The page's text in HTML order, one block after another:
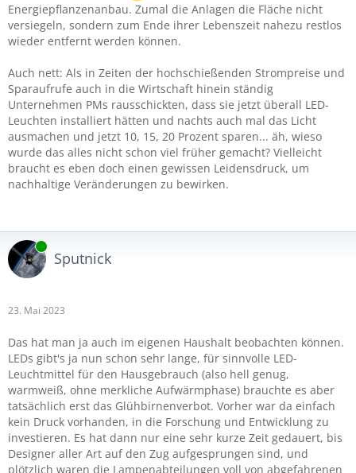
Energiepflanzenanbau. Zumal die Anlagen die Fläche nicht
versiegeln, sondern zum Ende ihrer Lebenszeit nahezu restlos
wieder entfernt werden können.
Auch nett: Als in Zeiten der hochschießenden Strompreise und
Sparaufrufe auch in die Wirtschaft hinein ständig
Unternehmen PMs rausschickten, dass sie jetzt überall LED-
Leuchten installiert hätten und nachts auch mal das Licht
ausmachen und jetzt 10, 15, 20 Prozent sparen... äh, wieso
wurde das alles nicht schon viel früher gemacht? Vielleicht
braucht es eben doch einen gewissen Leidensdruck, um
nachhaltige Veränderungen zu bewirken.
Online
Sputnick
23. Mai 2023
Das hat man ja auch im eigenen Haushalt beobachten können.
LEDs gibt's ja nun schon sehr lange, für sinnvolle LED-
Leuchtmittel für den Hausgebrauch (also hell genug,
warmweiß, ohne merkliche Aufwärmphase) brauchte es aber
tatsächlich erst das Glühbirnenverbot. Vorher war da einfach
kein Druck vorhanden, in die Forschung und Entwicklung zu
investieren. Es hat dann nur eine sehr kurze Zeit gedauert, bis
Designer aller Art auf den Zug aufgesprungen sind, und
plötzlich waren die Lampenabteilungen voll von abgefahrenen